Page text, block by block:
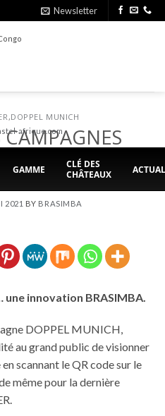
Newsletter
afrique.com
GAMME
CLÉ DES
CHÂTEAUX
,DOPPEL MUNICH
BRASIMBA
2021 BY BRASIMBA
innovation BRASIMBA.
DOPPEL MUNICH,
au grand public de visionner
scannant le QR code sur le
même pour la dernière